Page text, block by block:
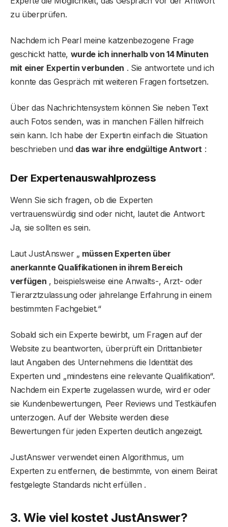
zu überprüfen.
Nachdem ich Pearl meine katzenbezogene Frage
geschickt hatte, wurde ich innerhalb von 14 Minuten
mit einer Expertin verbunden . Sie antwortete und ich
konnte das Gespräch mit weiteren Fragen fortsetzen.
Über das Nachrichtensystem können Sie neben Text
auch Fotos senden, was in manchen Fällen hilfreich
sein kann. Ich habe der Expertin einfach die Situation
beschrieben und das war ihre endgültige Antwort:
Der Expertenauswahlprozess
Wenn Sie sich fragen, ob die Experten
vertrauenswürdig sind oder nicht, lautet die Antwort:
Ja, sie sollten es sein.
Laut JustAnswer „ müssen Experten über
anerkannte Qualifikationen in ihrem Bereich
verfügen , beispielsweise eine Anwalts-, Arzt- oder
Tierarztzulassung oder jahrelange Erfahrung in einem
bestimmten Fachgebiet.“
Sobald sich ein Experte bewirbt, um Fragen auf der
Website zu beantworten, überprüft ein Drittanbieter
laut Angaben des Unternehmens die Identität des
Experten und „mindestens eine relevante Qualifikation“.
Nachdem ein Experte zugelassen wurde, wird er oder
sie Kundenbewertungen, Peer Reviews und Testkäufen
unterzogen. Auf der Website werden diese
Bewertungen für jeden Experten deutlich angezeigt.
JustAnswer verwendet einen Algorithmus, um
Experten zu entfernen, die bestimmte, von einem Beirat
festgelegte Standards nicht erfüllen .
3. Wie viel kostet JustAnswer?